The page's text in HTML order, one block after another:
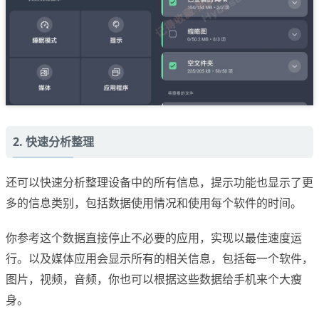
2. 快速分析整理
还可以快速分析整理设备中的所有信息，提示功能也显示了更
多的信息类别，包括数据使用情况和使用每个软件的时间。
你参考这个数据直接停止不必要的应用，实现以最佳速度运
行。以及媒体应用会显示所有的相关信息，包括每一个软件，
图片，视频，音频，你也可以根据这些数据给手机来个大瘦
身。